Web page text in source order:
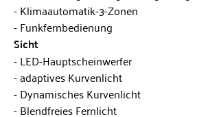
Klimaautomatik-3-Zonen
Funkfernbedienung
Sicht
LED-Hauptscheinwerfer
adaptives Kurvenlicht
Dynamisches Kurvenlicht
Blendfreies Fernlicht